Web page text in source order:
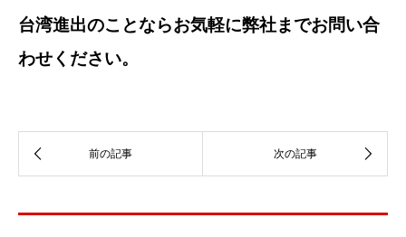
台湾進出のことならお気軽に弊社までお問い合
わせください。